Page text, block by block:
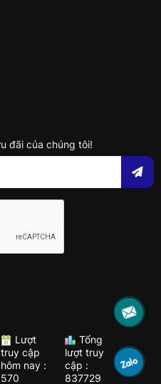
đãi của chúng tôi!
Lượt
truy cập
hôm nay :
570
Tổng
lượt truy
cập :
837729